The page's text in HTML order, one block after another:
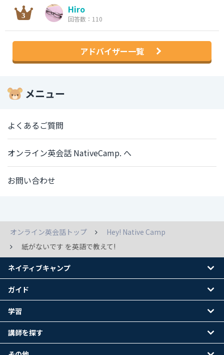
Hiro
回答数：110
アドバイザー一覧
メニュー
よくあるご質問
オンライン英会話 NativeCamp. へ
お問い合わせ
オンライン英会話トップ
Hey! Native Camp
紙がないです を英語で教えて!
ネイティブキャンプ
ガイド
学習
講師を探す